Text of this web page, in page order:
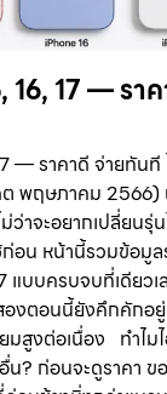
16, 17 — รา
— ราคาดี จ่ายทันที
ต พฤษภาคม
ม่ว่าจะอยากเปลี่ยน
อน หน้านี้รวมข้อมู
แบบครบจบที่เดียวเ
งตอนนี้ยังคึกคักอยู่
สูงต่อเนื่อง ทำไม
? ก่อนจะดูราคา ขอ